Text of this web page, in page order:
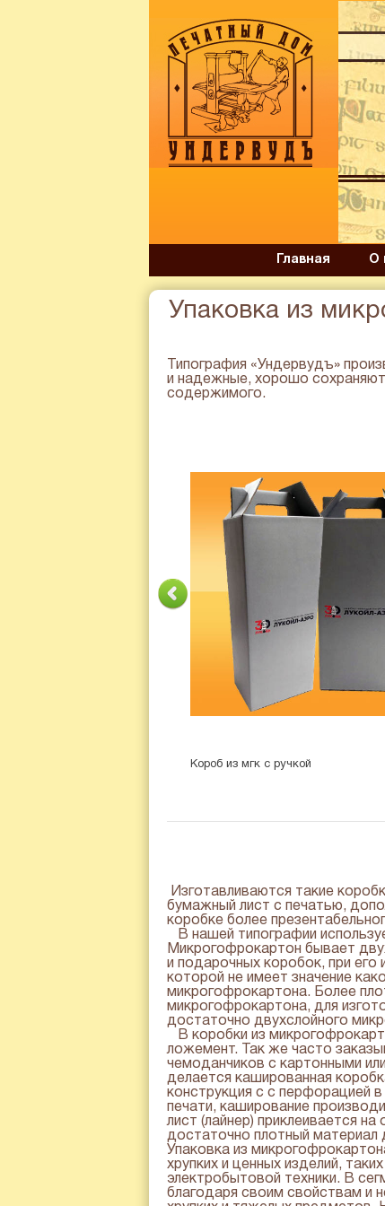
Главная О
Упаковка из
Типография «Ундервудъ»
и надежные, хорошо
содержимого.
Короб из мгк с ручкой
Изготавливаются такие
бумажный лист с печатью,
коробке более
В нашей типографии
Микрогофрокартон бывает
и подарочных коробок, при его
которой не имеет значение
микрогофрокартона. Более
микрогофрокартона, для
достаточно двухслойного
В коробки из
ложемент. Так же часто
чемоданчиков с картонными
делается кашированная
конструкция с с перфорацией
печати, каширование
лист (лайнер) приклеивается
достаточно плотный материал
Упаковка из
хрупких и ценных изделий,
электробытовой техники. В
благодаря своим свойствам и